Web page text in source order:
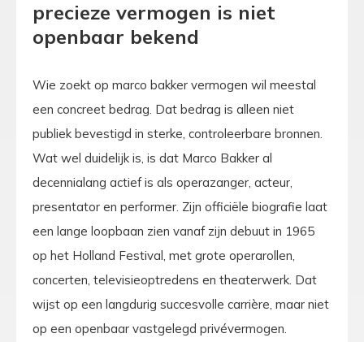
precieze vermogen is niet
openbaar bekend
Wie zoekt op marco bakker vermogen wil meestal
een concreet bedrag. Dat bedrag is alleen niet
publiek bevestigd in sterke, controleerbare bronnen.
Wat wel duidelijk is, is dat Marco Bakker al
decennialang actief is als operazanger, acteur,
presentator en performer. Zijn officiële biografie laat
een lange loopbaan zien vanaf zijn debuut in 1965
op het Holland Festival, met grote operarollen,
concerten, televisieoptredens en theaterwerk. Dat
wijst op een langdurig succesvolle carrière, maar niet
op een openbaar vastgelegd privévermogen.